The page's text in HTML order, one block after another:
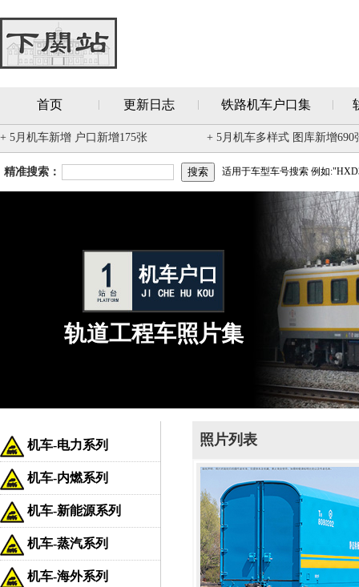
首页 更新日志 铁路机车户口集
+ 5月机车新增 户口新增175张 + 5月机车多样式 图库新增690
精准搜索： 适用于车型车号搜索 例如
轨道工程车照片集
机车-电力系列
机车-内燃系列
机车-新能源系列
机车-蒸汽系列
机车-海外系列
照片列表